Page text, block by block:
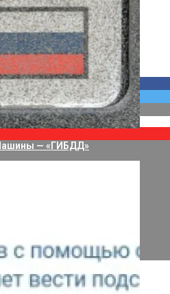
Камер, Но Не Своих Собственных
— «ГИБДД»